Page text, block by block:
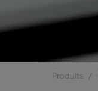
Produits